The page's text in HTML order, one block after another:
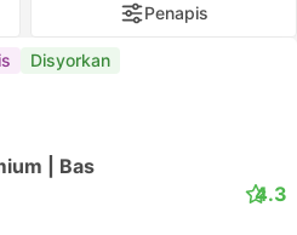
Penapis
Disyorkan
| Bas
4.3